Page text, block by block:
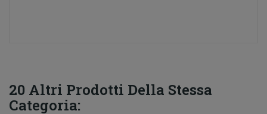
20 Altri Prodotti Della Stessa
Categoria: